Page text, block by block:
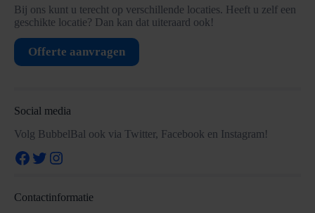
Bij ons kunt u terecht op verschillende locaties. Heeft u zelf een
geschikte locatie? Dan kan dat uiteraard ook!
Offerte aanvragen
Social media
Volg BubbelBal ook via Twitter, Facebook en Instagram!
Facebook
Twitter
Instagram
Contactinformatie